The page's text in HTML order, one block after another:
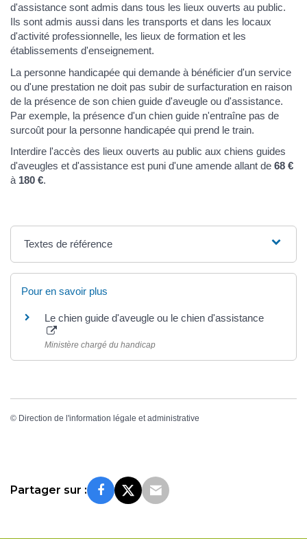
d'assistance sont admis dans tous les lieux ouverts au public.
Ils sont admis aussi dans les transports et dans les locaux
d'activité professionnelle, les lieux de formation et les
établissements d'enseignement.
La personne handicapée qui demande à bénéficier d'un service
ou d'une prestation ne doit pas subir de surfacturation en raison
de la présence de son chien guide d'aveugle ou d'assistance.
Par exemple, la présence d'un chien guide n'entraîne pas de
surcoût pour la personne handicapée qui prend le train.
Interdire l'accès des lieux ouverts au public aux chiens guides
d'aveugles et d'assistance est puni d'une amende allant de 68 €
à 180 €.
Textes de référence
Pour en savoir plus
Le chien guide d'aveugle ou le chien d'assistance
Ministère chargé du handicap
© Direction de l'information légale et administrative
Partager sur :